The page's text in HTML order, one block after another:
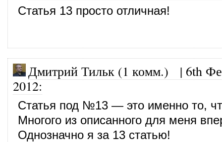
Статья 13 просто отличная!
Дмитрий Тильк (1 комм.) | 6th
2012:
Статья под №13 — это именно то,
Многого из описанного для меня
Однозначно я за 13 статью!